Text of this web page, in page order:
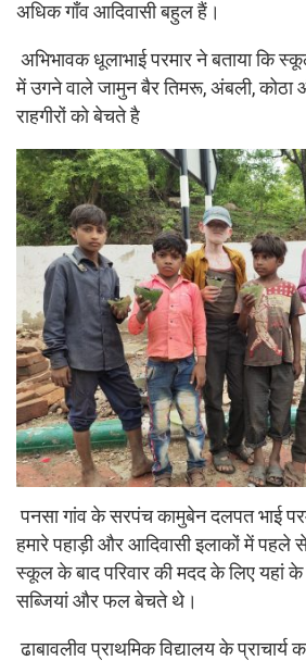
अधिक गाँव आदिवासी बहुल हैं।
अभिभावक धूलाभाई परमार ने बताया कि
में उगने वाले जामुन बैर तिमरू, अंबली,
राहगीरों को बेचते है
पनसा गांव के सरपंच कामुबेन दलपत भाई
हमारे पहाड़ी और आदिवासी इलाकों में पहले
स्कूल के बाद परिवार की मदद के लिए यहां
सब्जियां और फल बेचते थे।
ढाबावलीव प्राथमिक विद्यालय के प्राचार्य